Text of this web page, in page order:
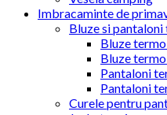
Imbracaminte de
Bluze si
Bluze
Bluze
Pantaloni
Pantaloni
Curele pentru